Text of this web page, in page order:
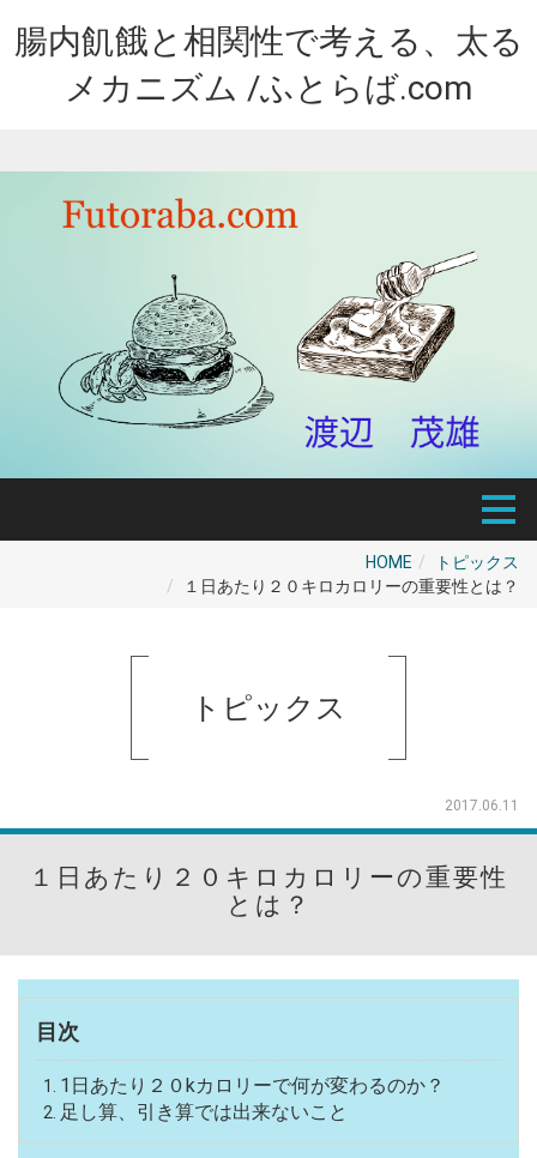
腸内飢餓と相関性で考える、太る
メカニズム /ふとらば.com
HOME
トピックス
１日あたり２０キロカロリーの重要性とは？
トピックス
2017.06.11
１日あたり２０キロカロリーの重要性
とは？
目次
1日あたり２０kカロリーで何が変わるのか？
足し算、引き算では出来ないこと